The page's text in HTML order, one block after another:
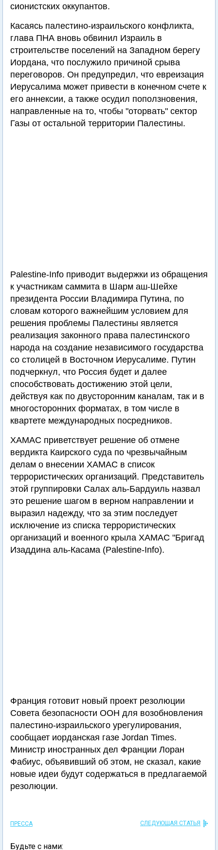
сионистских оккупантов.
Касаясь палестино-израильского конфликта,
глава ПНА вновь обвинил Израиль в
строительстве поселений на Западном берегу
Иордана, что послужило причиной срыва
переговоров. Он предупредил, что евреизация
Иерусалима может привести в конечном счете к
его аннексии, а также осудил поползновения,
направленные на то, чтобы "оторвать" сектор
Газы от остальной территории Палестины.
Palestine-Info приводит выдержки из обращения
к участникам саммита в Шарм аш-Шейхе
президента России Владимира Путина, по
словам которого важнейшим условием для
решения проблемы Палестины является
реализация законного права палестинского
народа на создание независимого государства
со столицей в Восточном Иерусалиме. Путин
подчеркнул, что Россия будет и далее
способствовать достижению этой цели,
действуя как по двусторонним каналам, так и в
многосторонних форматах, в том числе в
квартете международных посредников.
ХАМАС приветствует решение об отмене
вердикта Каирского суда по чрезвычайным
делам о внесении ХАМАС в список
террористических организаций. Представитель
этой группировки Салах аль-Бардуиль назвал
это решение шагом в верном направлении и
выразил надежду, что за этим последует
исключение из списка террористических
организаций и военного крыла ХАМАС "Бригад
Изаддина аль-Касама (Palestine-Info).
Франция готовит новый проект резолюции
Совета безопасности ООН для возобновления
палестино-израильского урегулирования,
сообщает иорданская газе Jordan Times.
Министр иностранных дел Франции Лоран
Фабиус, объявивший об этом, не сказал, какие
новые идеи будут содержаться в предлагаемой
резолюции.
ПРЕССА СЛЕДУЮЩАЯ СТАТЬЯ
Будьте с нами: